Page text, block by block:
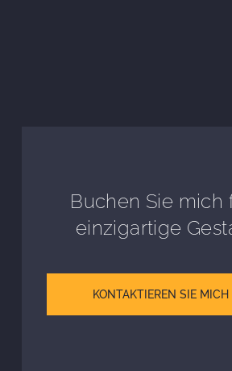
Buchen Sie mich
einzigartige
KONTAKTIEREN SIE MICH